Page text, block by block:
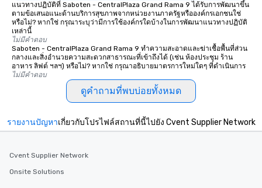
แนวทางปฏิบัติที่ Saboten - CentralPlaza Grand Rama 9 ได้รับการพัฒนาขึ้น
ตามข้อเสนอแนะด้านบริการสุขภาพจากหน่วยงานภาครัฐหรือองค์กรเอกชนใช่
หรือไม่? หากใช่ กรุณาระบุว่ามีการใช้องค์กรใดบ้างในการพัฒนาแนวทางปฏิบัติ
เหล่านี้
ไม่มีคำตอบ
Saboten - CentralPlaza Grand Rama 9 ทำความสะอาดและฆ่าเชื้อพื้นที่ส่วน
กลางและสิ่งอำนวยความสะดวกสาธารณะที่เข้าถึงได้ (เช่น ห้องประชุม ร้าน
อาหาร ลิฟต์ ฯลฯ) หรือไม่? หากใช่ กรุณาอธิบายมาตรการใหม่ใดๆ ที่ดำเนินการ
ไม่มีคำตอบ
ดูคำถามที่พบบ่อยทั้งหมด
รายงานปัญหาเกี่ยวกับโปรไฟล์สถานที่นี้ไปยัง Cvent Supplier Network
Cvent Supplier Network
Onsite Solutions